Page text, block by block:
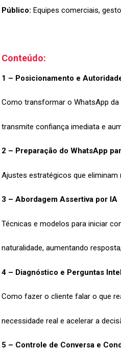
Público: Equipes comerciais,
Conteúdo:
1 – Posicionamento e
Como transformar o WhatsApp da
transmite confiança imediata e
2 – Preparação do WhatsApp
Ajustes estratégicos que eliminam
3 – Abordagem Assertiva por IA
Técnicas e modelos para iniciar
naturalidade, aumentando
4 – Diagnóstico e Perguntas
Como fazer o cliente falar o que
necessidade real e acelerar a
5 – Controle de Conversa e